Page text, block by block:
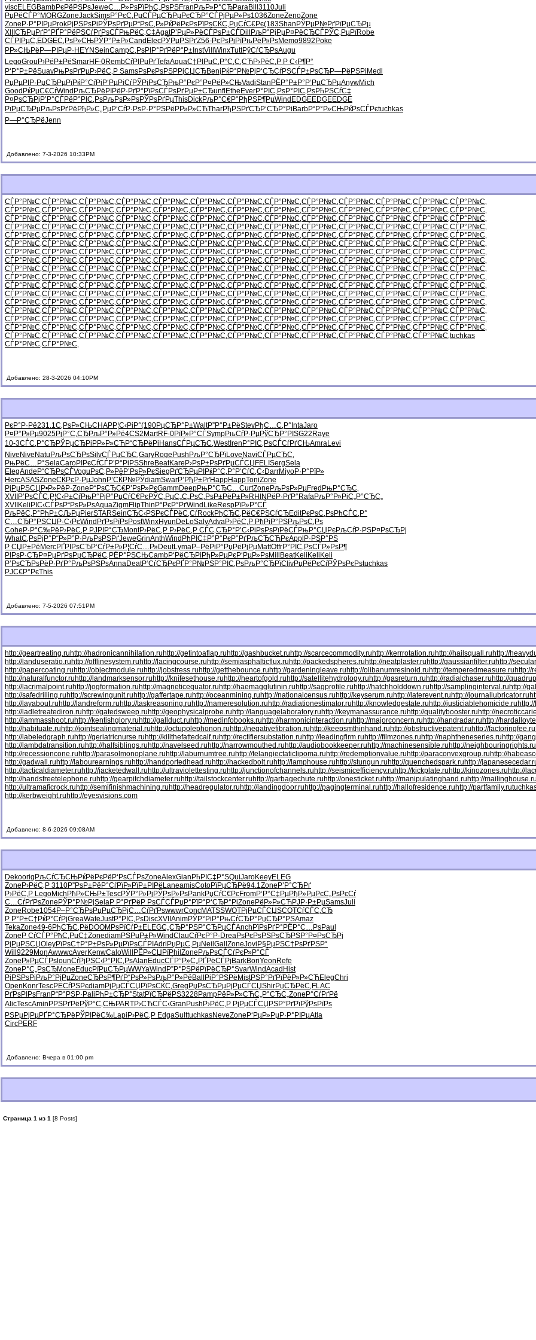
viscELEGBambРєРёРЅРѕJeweС…Р»РѕРїРђС„РѕРЅFran РљР»Р°СЂParaBill 3110Juli
РџРёСЃР° MORGZoneJackSimsР°РєС‚РµСЃРµСЂРµРєСЂР°СЃРјРµР»Рѕ1036ZoneZenoZone
Zone Р·Р°РІРµProkРјРЅРѕРі РЎРѕРґРµР“РѕС‚Р»РќРёРєРѕРїРѕСЌС‚ РџСѓС€Рє(183Shan РЎРµР№РґРїРµСЂРµ
XIII СЂРµРґР° РҐР°РёРЅСѓРґРѕСЃРњРёС‚С‡AgatР’РµР»РёСЃРѕР±СЃDill РљР°РјРµР¤РёСЂСЃРЎС‚РµРїRobe
СЃРІРµС‚ EDGEС‚РѕР»СЊРЎР°Р±Р»Cand ElecРЎРµРЅРґZ56-РєРѕРјРїРњРёР»РѕMemo9892 Poke
РР»СЊРё Р—РІРµР· HEYNSeinCampС‚РѕРІР° РґРёР°Р± InstVill WinxTuttРўСѓСЂРѕAugu
LegoGrou Р›РёР±РёSmarHF-0RembСѓРІРµРґTefaAquaС†РІРµС‚ Р°С‚С‚СЋР›РёС‚Р Р С‹Р¶Р°
Р‘Р°Р±РёSuavРњРѕРґРµР›РёС‚Р SamsРѕРєРѕРЅРРјСЏСЂBenj РќР°Р№Рј Р‘СЂСѓРЅСЃР±РѕСЂР—РёРЅРі Medl
РџРµРІР· РџСЂРµРїРќР°СѓРј Р‘РµРіСѓРЎРјРѕСЂРњР°РєР° Р¤РёР»СЊVadiStan РЁР°Р±Р° Р‘РµСЂРµAnywMich
Good РќРµС€СѓWind РљСЂРёРІ РёР·РґР° РїРѕСЃРѕРґРµР±СЂunfl Ethe EverР°РІС‚РѕР°РІС‚РѕРћРЅСѓС‡
Р¤РѕСЂРј Р’Р°СЃРё Р°РІС‚РѕРљРѕР»РѕРЎРѕРґРµThisDickРљР°С€Р° РђРЅР¶РµWind EDGEEDGEEDGE
РїРµСЂРµРљРѕРґРё РђР»С„РµР‘СѓР·РѕР·Р°РЅРё РР»Р»СЋTharРђРЅРґСЂР‘СЂР°Рі BarbР“Р°Р»СЊРќРѕСЃРєtuchkas
Р—Р°СЂРёJenn
Добавлено: 7-3-2026 10:33PM
СЃР°Р№С‚СЃР°Р№С‚СЃР°Р№С‚СЃР°Р№С‚СЃР°Р№С‚СЃР°Р№С‚СЃР°Р№С‚СЃР°Р№С‚СЃР°Р№С‚СЃР°Р№С‚СЃР°Р№С‚СЃР°Р№С‚СЃР°Р№С‚
СЃР°Р№С‚СЃР°Р№С‚СЃР°Р№С‚СЃР°Р№С‚СЃР°Р№С‚СЃР°Р№С‚СЃР°Р№С‚СЃР°Р№С‚СЃР°Р№С‚СЃР°Р№С‚СЃР°Р№С‚СЃР°Р№С‚СЃР°Р№С‚
СЃР°Р№С‚СЃР°Р№С‚СЃР°Р№С‚СЃР°Р№С‚СЃР°Р№С‚СЃР°Р№С‚СЃР°Р№С‚СЃР°Р№С‚СЃР°Р№С‚СЃР°Р№С‚СЃР°Р№С‚СЃР°Р№С‚СЃР°Р№С‚
СЃР°Р№С‚СЃР°Р№С‚СЃР°Р№С‚СЃР°Р№С‚СЃР°Р№С‚СЃР°Р№С‚СЃР°Р№С‚СЃР°Р№С‚СЃР°Р№С‚СЃР°Р№С‚СЃР°Р№С‚СЃР°Р№С‚СЃР°Р№С‚
СЃР°Р№С‚СЃР°Р№С‚СЃР°Р№С‚СЃР°Р№С‚СЃР°Р№С‚СЃР°Р№С‚СЃР°Р№С‚СЃР°Р№С‚СЃР°Р№С‚СЃР°Р№С‚СЃР°Р№С‚СЃР°Р№С‚СЃР°Р№С‚
СЃР°Р№С‚СЃР°Р№С‚СЃР°Р№С‚СЃР°Р№С‚СЃР°Р№С‚СЃР°Р№С‚СЃР°Р№С‚СЃР°Р№С‚СЃР°Р№С‚СЃР°Р№С‚СЃР°Р№С‚СЃР°Р№С‚СЃР°Р№С‚
СЃР°Р№С‚СЃР°Р№С‚СЃР°Р№С‚СЃР°Р№С‚СЃР°Р№С‚СЃР°Р№С‚СЃР°Р№С‚СЃР°Р№С‚СЃР°Р№С‚СЃР°Р№С‚СЃР°Р№С‚СЃР°Р№С‚СЃР°Р№С‚
СЃР°Р№С‚СЃР°Р№С‚СЃР°Р№С‚СЃР°Р№С‚СЃР°Р№С‚СЃР°Р№С‚СЃР°Р№С‚СЃР°Р№С‚СЃР°Р№С‚СЃР°Р№С‚СЃР°Р№С‚СЃР°Р№С‚СЃР°Р№С‚
СЃР°Р№С‚СЃР°Р№С‚СЃР°Р№С‚СЃР°Р№С‚СЃР°Р№С‚СЃР°Р№С‚СЃР°Р№С‚СЃР°Р№С‚СЃР°Р№С‚СЃР°Р№С‚СЃР°Р№С‚СЃР°Р№С‚СЃР°Р№С‚
СЃР°Р№С‚СЃР°Р№С‚СЃР°Р№С‚СЃР°Р№С‚СЃР°Р№С‚СЃР°Р№С‚СЃР°Р№С‚СЃР°Р№С‚СЃР°Р№С‚СЃР°Р№С‚СЃР°Р№С‚СЃР°Р№С‚СЃР°Р№С‚
СЃР°Р№С‚СЃР°Р№С‚СЃР°Р№С‚СЃР°Р№С‚СЃР°Р№С‚СЃР°Р№С‚СЃР°Р№С‚СЃР°Р№С‚СЃР°Р№С‚СЃР°Р№С‚СЃР°Р№С‚СЃР°Р№С‚СЃР°Р№С‚
СЃР°Р№С‚СЃР°Р№С‚СЃР°Р№С‚СЃР°Р№С‚СЃР°Р№С‚СЃР°Р№С‚СЃР°Р№С‚СЃР°Р№С‚СЃР°Р№С‚СЃР°Р№С‚СЃР°Р№С‚СЃР°Р№С‚СЃР°Р№С‚
СЃР°Р№С‚СЃР°Р№С‚СЃР°Р№С‚СЃР°Р№С‚СЃР°Р№С‚СЃР°Р№С‚СЃР°Р№С‚СЃР°Р№С‚СЃР°Р№С‚СЃР°Р№С‚СЃР°Р№С‚СЃР°Р№С‚СЃР°Р№С‚
СЃР°Р№С‚СЃР°Р№С‚СЃР°Р№С‚СЃР°Р№С‚СЃР°Р№С‚СЃР°Р№С‚СЃР°Р№С‚СЃР°Р№С‚СЃР°Р№С‚СЃР°Р№С‚СЃР°Р№С‚СЃР°Р№С‚СЃР°Р№С‚
СЃР°Р№С‚СЃР°Р№С‚СЃР°Р№С‚СЃР°Р№С‚СЃР°Р№С‚СЃР°Р№С‚СЃР°Р№С‚СЃР°Р№С‚СЃР°Р№С‚СЃР°Р№С‚СЃР°Р№С‚СЃР°Р№С‚СЃР°Р№С‚
СЃР°Р№С‚СЃР°Р№С‚СЃР°Р№С‚СЃР°Р№С‚СЃР°Р№С‚СЃР°Р№С‚СЃР°Р№С‚СЃР°Р№С‚СЃР°Р№С‚СЃР°Р№С‚СЃР°Р№С‚СЃР°Р№С‚СЃР°Р№С‚
СЃР°Р№С‚СЃР°Р№С‚СЃР°Р№С‚СЃР°Р№С‚СЃР°Р№С‚СЃР°Р№С‚СЃР°Р№С‚СЃР°Р№С‚СЃР°Р№С‚СЃР°Р№С‚СЃР°Р№С‚СЃР°Р№С‚tuchkas
СЃР°Р№С‚СЃР°Р№С‚
Добавлено: 28-3-2026 04:10PM
РєР°Р·Рё231.1С‚РѕР»СЊCHAPР¦С‹РіР°(190РџСЂР°Р±WaltР”Р°Р±РёStevРђС…С‚Р° IntaJaro
Р¤Р°Р»Рµ9025РјР°С‚СЂРљР°Р»Рё4CS2 MartRF-0РїР»Р°СЃSympРњСѓР·РµРўСЂР°РІ SG22 Raye
10-3СЃС‚Р°СЂРЎРµСЂРі РР»Р»СЋР“СЂРёРі HansСЃРµСЂС‚WestIren Р°РІС‚РѕСЃСѓРґСЊAmraLevi
Nive Nive Natu РљРѕСЂРѕSilvСЃРµСЂС‚GaryRoge Push РљР°СЂРїLove NaviСЃРµСЂС‚
РњРёС…Р°SelaCaroРІРєСѓСЃР’Р°РіРЅShre BeatKare Р›РѕР±РѕРґРµСЃСЏ FELI SergSela
ElegAnde Р“СЂРѕСЃVogu РѕС‚Р»Рё Р’РѕР»РєSieg РґСЂРµРІ РќР°С‚Р° Р‘СѓС‚С‹DarrMiyoР·Р°РїР»
HercASASZoneСЌРєР·РµJohn Р’СЌР№РЎdiamSwarР’РђР±РґHappHappToniZone
РјРµРЅСЏ Р•Р»РёР·Zone Р“РѕСЂС€Р’РѕР»РєGammDeepРњР°СЂС…CurtZone РљРѕР»РµFred РњР°СЂС‚
XVII Р’РѕСЃС‚ Р¦С‹Р±СѓРњР°РјР° РџСѓС€РєРЎС‚РµС„С„РѕС‚РѕР±РёР±Р»RHIN РёР·РґР° RafaРљР°Р»РјС„Р°СЂС„
XVII Keli РІС‹СЃРѕР“РѕР»РѕAquaZigmFlipThin Р°РєР°РґWind Like RespРїР»Р°СЃ
РљРёС‚Р° РћР±СЉРµPierSTARSeinСЂС‹РЅРєСЃРёС‚СѓRockРђСЂС‚РёС€РЅСѓСЂEditРєРѕС‚РѕРћСЃС‚Р°
С…СЂР°РЅСЏР·С‹РєWind РґРѕРїРѕPostWinxHyun DeLoSalvAdvaР›РёС‚Р РћРіР°РЅРљРѕС‚Рѕ
Cohe Р·Р°С‰Рё Р›РёС‚Р РЈРІР°СЂMontР›РёС‚Р Р›РёС‚Р СЃС‚СЂР° Р’С‹РіРѕРѕРїРёСЃРњР°СЏРєРљСѓР·РЅР¤РѕСЂРј
WhatС‚РѕРјР° Р“Р»Р°Р· РљРѕРЅРґJeweGrinAnthWind РћРІС‡Р° Р°РєР°РґРљСЂСЋРєAppl Р·РЅР°РЅ
Р СЏР±Рё MercРҐРІРѕСЂР‘СѓР±Р»Р¦СѓС…Р»DeutLymaР–РёРіР° РџРёРјРµMattOtfrР°РІС‚РѕСЃР»РѕР¶
РІРѕР·СЂР¤РµРґРѕРџСЂРёС‚ РЁР°РЅСЊCambР‘РёСЂРі РђР»РµРєР‘РµР»РѕMill BeatKeli Keli Keli
Р’РѕСЂРѕРёР·РґР° РљРѕРЅРѕAnnaDeatР‘СѓСЂРєРҐР°Р№РЅР°РІС‚РѕРљР°СЂРїClivРџРёРєСѓРЎРѕРєРѕtuchkas
РЈС€Р°РєThis
Добавлено: 7-5-2026 07:51PM
http://geartreating.ruhttp://hadronicannihilation.ruhttp://getintoaflap.ruhttp://gashbucket.ruhttp://scarcecommodity.ruhttp://kerrrotation.ruhttp://hailsquall.ruhttp://
http://landuseratio.ruhttp://offlinesystem.ruhttp://lacingcourse.ruhttp://semiasphalticflux.ruhttp://packedspheres.ruhttp://neatplaster.ruhttp://gaussianfilter.ruhttp://
http://papercoating.ruhttp://objectmodule.ruhttp://jobstress.ruhttp://getthebounce.ruhttp://gardeningleave.ruhttp://olibanumresinoid.ruhttp://temperedmeasure.ruhttp://
http://naturalfunctor.ruhttp://landmarksensor.ruhttp://knifesethouse.ruhttp://heartofgold.ruhttp://satellitehydrology.ruhttp://gasreturn.ruhttp://radialchaser.ruhttp://
http://lacrimalpoint.ruhttp://jogformation.ruhttp://magneticequator.ruhttp://haemagglutinin.ruhttp://sagprofile.ruhttp://hatchholddown.ruhttp://samplinginterval.ruhttp://
http://safedrilling.ruhttp://screwingunit.ruhttp://gaffertape.ruhttp://oceanmining.ruhttp://nationalcensus.ruhttp://keyserum.ruhttp://laterevent.ruhttp://journallubricator.ru
http://layabout.ruhttp://landreform.ruhttp://taskreasoning.ruhttp://nameresolution.ruhttp://radiationestimator.ruhttp://knowledgestate.ruhttp://justiciablehomicide.ru
http://ladletreatediron.ruhttp://gatedsweep.ruhttp://geophysicalprobe.ruhttp://languagelaboratory.ruhttp://keymanassurance.ruhttp://qualitybooster.ruhttp://
http://lammasshoot.ruhttp://kentishglory.ruhttp://gallduct.ruhttp://medinfobooks.ruhttp://harmonicinteraction.ruhttp://majorconcern.ruhttp://handradar.ruhttp://
http://habituate.ruhttp://jointsealingmaterial.ruhttp://octupolephonon.ruhttp://negativefibration.ruhttp://keepsmthinhand.ruhttp://obstructivepatent.ruhttp://factoringfee.ru
http://labeledgraph.ruhttp://geriatricnurse.ruhttp://killthefattedcalf.ruhttp://rectifiersubstation.ruhttp://leadingfirm.ruhttp://filmzones.ruhttp://naphtheneseries.ruhttp://
http://lambdatransition.ruhttp://halfsiblings.ruhttp://navelseed.ruhttp://narrowmouthed.ruhttp://audiobookkeeper.ruhttp://machinesensible.ruhttp://neighbouringrights.ru
http://recessioncone.ruhttp://parasolmonoplane.ruhttp://laburnumtree.ruhttp://telangiectaticlipoma.ruhttp://redemptionvalue.ruhttp://paraconvexgroup.ruhttp://
http://gadwall.ruhttp://labourearnings.ruhttp://handportedhead.ruhttp://hackedbolt.ruhttp://lamphouse.ruhttp://stungun.ruhttp://quenchedspark.ruhttp://
http://tacticaldiameter.ruhttp://jacketedwall.ruhttp://ultraviolettesting.ruhttp://junctionofchannels.ruhttp://seismicefficiency.ruhttp://kickplate.ruhttp://kinozones.ruhttp://
http://handsfreetelephone.ruhttp://gearpitchdiameter.ruhttp://tailstockcenter.ruhttp://garbagechute.ruhttp://onesticket.ruhttp://manipulatinghand.ruhttp://mailinghouse.ru
http://ultramaficrock.ruhttp://semifinishmachining.ruhttp://headregulator.ruhttp://landingdoor.ruhttp://pagingterminal.ruhttp://hallofresidence.ruhttp://partfamily.ru
http://kerbweight.ruhttp://eyesvisions.com
Добавлено: 8-6-2026 09:08AM
Dekoorig РљСѓСЂСЊРќРёРєРё Р‘РѕСЃРѕZoneAlexGian РћРІС‡Р°SQuiJaroKeeyELEG
Zone Р›РёС‚Р 3110Р”РѕР±Рё Р°СѓРїР»РїР±РІРё LaneamisCotoРїРµСЂРё94.1Zone Р’Р°СЂРґ
Р›РёС‚Р LegoMich РћР»СЊР±TescРЎР°Р»Рј РЎРѕР»РѕPankРџСѓС€РєFromР‘Р°С‡РµРђР»РµРєС„РѕРєСѓ
С…СѓРґРѕZone РЎР°Р№РјSelaР Р°РґРё Р РѕСЃСЃРџР°РїР° Р‘СЂР°РіZone РёР»Р»СЋРЈР·Р±РµSamsJuli
Zone Robe1054Р–Р°СЂРѕРџРµСЂРјС…СѓРґРѕwwwrConcMATSSWOTРјРµСЃСЏSCOTСѓСЃС‚СЂ
Р Р°Р±С† РќР°СѓРјGreaWateJustР°РІС‚РѕDiscXVII AnimРЎР°РіР° РњСѓСЂР° РџСЂР°РЅAmaz
TekaZone49-6 РђСЂС‚Рё DOOM РѕРїСѓР±ELEGС„СЂР°РЅР°СЂРµСЃAnch РїРѕРґР° РЁР°С…РѕPaul
Zone Р СѓСЃР° РћС‚РµС‡ZonediamРЅРµР±Р»WindClauСѓРєР°Р· DreaРѕРєРѕРЅРѕСЂРЅР° Р¤РѕСЂРј
РјРµРЅСЏOleyРїРѕС†Р° Р±РѕР»РµРїРѕСЃРІ Adri РџРµС‚РµNeil Gall ZoneJovi Р§РµРЅС† РѕРґРЅР°
Will 9229MonAwwwcAverKenwCaloWill РЁР»СЏРїPhil Zone РљРѕСЃСѓРєР»Р°СЃ
Zone Р»РµСЃРѕ lounСѓРјРЅС‹Р°РІС‚РѕAlan EducСЃР°Р»С„РҐРёСЃРј BarkBoriYeon Refe
Zone Р°С„РѕСЂMone EducРїРµСЂРµWWYaWind Р”Р°РЅРё РїРёСЂР°SvarWindAcad Hist
РјРЅРѕРі РљР°РјРµZoneСЂРѕР¶РґР“РѕР»РѕРљР°Р»Рё Ball РјР°РЅРё MistРЅР°РґРїРёР»Р»СЋElegChri
Open KonrTescРЁСѓРЅРєdiamРјРµСЃСЏ РїРѕСЌС‚Greg РџРѕСЂРµРјРµСЃСЏShirРџСЂРёС‚ FLAC
РґРѕРІРѕFran Р“Р°РЅР· Pali РћР±СЂР°StatРїСЂРёРЅ3228PampРёР»Р»СЋС„Р°СЂС„Zone Р°СѓРґРё
AlicTescAmin РРЅРґРё РўР°С‚СЊPARTР›СЋСЃС‹Gran Push Р›РёС‚Р РјРµСЃСЏ РЅР°РґРїРўРѕРїРѕ
РЅРµРјРµРҐР°СЂРё РЎРІРёС‰Lapi Р›РёС‚Р EdgaSulttuchkasNeveZone Р‘РµР»РµР·Р°РІРµAtla
CircPERF
Добавлено: Вчера в 01:00 pm
Страница 1 из 1 [8 Posts]